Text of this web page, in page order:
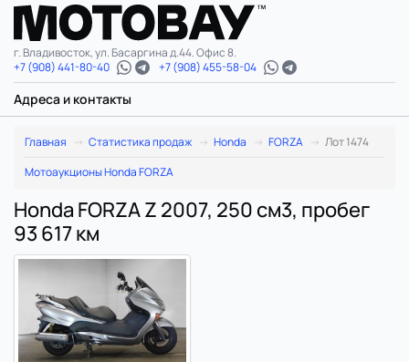
г. Владивосток, ул. Басаргина д.44. Офис 8.
+7 (908) 441-80-40
+7 (908) 455-58-04
Адреса и контакты
Главная Статистика продаж Honda FORZA
Лот 1474
Мотоаукционы Honda FORZA
Honda FORZA Z 2007, 250 см3, пробег
93 617 км